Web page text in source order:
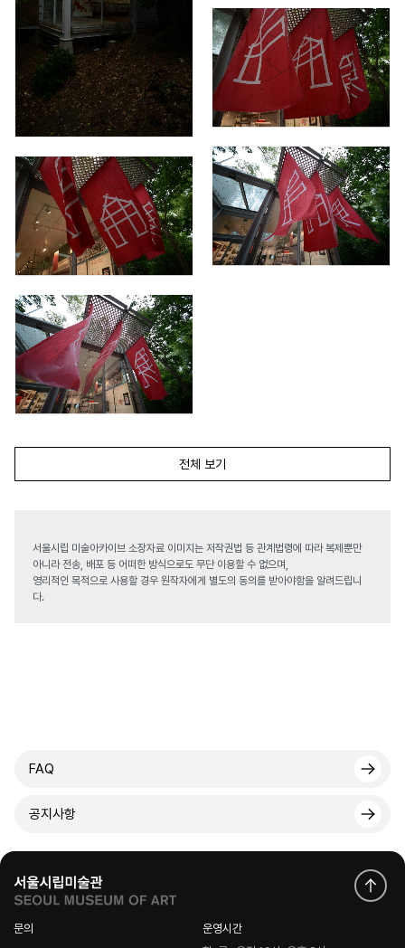
전체 보기
서울시립 미술아카이브 소장자료 이미지는 저작권법 등 관계법령에 따라 복제뿐만
아니라 전송, 배포 등 어떠한 방식으로도 무단 이용할 수 없으며,
영리적인 목적으로 사용할 경우 원작자에게 별도의 동의를 받아야함을 알려드립니
다.
FAQ
공지사항
문의
운영시간